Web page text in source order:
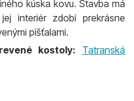
kúska kovu. Stavba má
interiér zdobí prekrásne
píšťalami.
kostoly:
Tatranská